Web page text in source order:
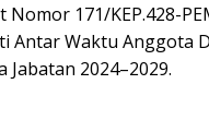
Nomor 171/KEP.428-
Antar Waktu Anggota
Jabatan 2024–2029.